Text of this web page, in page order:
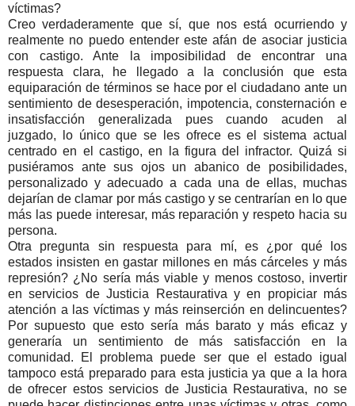
víctimas?
Creo verdaderamente que sí, que nos está ocurriendo y
realmente no puedo entender este afán de asociar justicia
con castigo. Ante la imposibilidad de encontrar una
respuesta clara, he llegado a la conclusión que esta
equiparación de términos se hace por el ciudadano ante un
sentimiento de desesperación, impotencia, consternación e
insatisfacción generalizada pues cuando acuden al
juzgado, lo único que se les ofrece es el sistema actual
centrado en el castigo, en la figura del infractor. Quizá si
pusiéramos ante sus ojos un abanico de posibilidades,
personalizado y adecuado a cada una de ellas, muchas
dejarían de clamar por más castigo y se centrarían en lo que
más las puede interesar, más reparación y respeto hacia su
persona.
Otra pregunta sin respuesta para mí, es ¿por qué los
estados insisten en gastar millones en más cárceles y más
represión? ¿No sería más viable y menos costoso, invertir
en servicios de Justicia Restaurativa y en propiciar más
atención a las víctimas y más reinserción en delincuentes?
Por supuesto que esto sería más barato y más eficaz y
generaría un sentimiento de más satisfacción en la
comunidad. El problema puede ser que el estado igual
tampoco está preparado para esta justicia ya que a la hora
de ofrecer estos servicios de Justicia Restaurativa, no se